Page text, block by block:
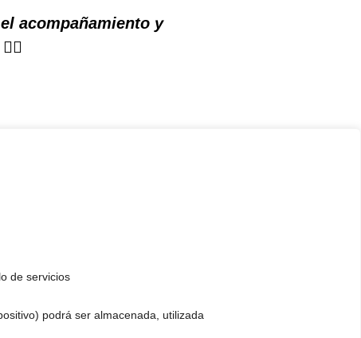
de servicios
podrá ser almacenada, utilizada
acompañamiento y